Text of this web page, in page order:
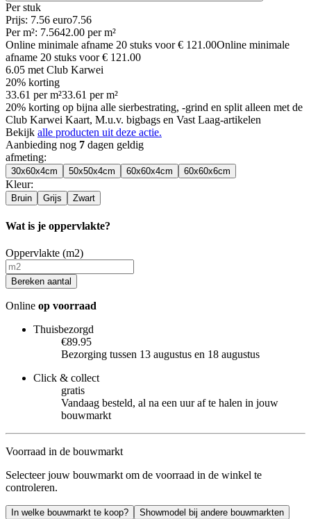
Per stuk
Prijs: 7.56 euro7.56
Per m²: 7.5642.00 per m²
Online minimale afname 20 stuks voor€ 121.00Online minimale
afname 20 stuks voor€ 121.00
6.05 met Club Karwei
20% korting
33.61 per m²33.61 per m²
20% korting op bijna alle sierbestrating, -grind en split alleen met de
Club Karwei Kaart, M.u.v. bigbags en Vast Laag-artikelen
Bekijk alle producten uit deze actie.
Aanbieding nog 7 dagen geldig
afmeting:
30x60x4cm 50x50x4cm 60x60x4cm 60x60x6cm
Kleur:
Bruin Grijs Zwart
Wat is je oppervlakte?
Oppervlakte (m2)
Bereken aantal
Online op voorraad
Thuisbezorgd
€89.95
Bezorging tussen 13 augustus en 18 augustus
Click & collect
gratis
Vandaag besteld, al na een uur af te halen in jouw
bouwmarkt
Voorraad in de bouwmarkt
Selecteer jouw bouwmarkt om de voorraad in de winkel te
controleren.
In welke bouwmarkt te koop? Showmodel bij andere bouwmarkten